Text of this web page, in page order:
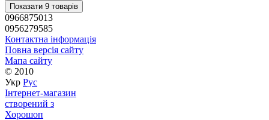
Показати 9 товарів
0966875013
0956279585
Контактна інформація
Повна версія сайту
Мапа сайту
© 2010
Укр Рус
Інтернет-магазин
створений з
Хорошоп